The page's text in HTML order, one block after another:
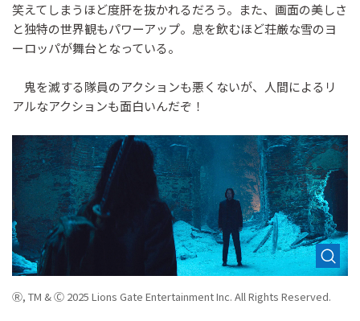
笑えてしまうほど度肝を抜かれるだろう。また、画面の美しさ
と独特の世界観もパワーアップ。息を飲むほど荘厳な雪のヨ
ーロッパが舞台となっている。
鬼を滅する隊員のアクションも悪くないが、人間によるリ
アルなアクションも面白いんだぞ！
Ⓡ, TM & Ⓒ 2025 Lions Gate Entertainment Inc. All Rights Reserved.